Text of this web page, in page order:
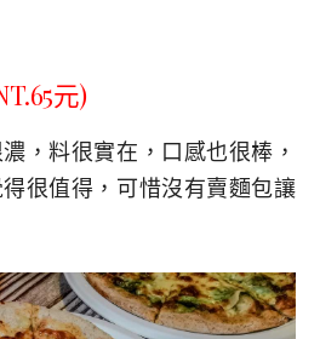
元)
，料很實在，口感也很棒，
很值得，可惜沒有賣麵包讓